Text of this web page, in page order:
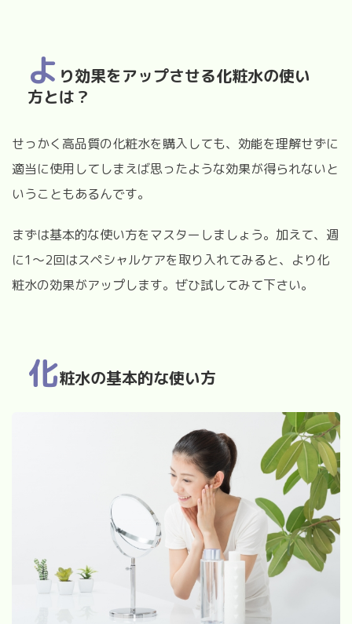
よ り効果をアップさせる化粧水の使い
方とは？
せっかく高品質の化粧水を購入しても、効能を理解せずに
適当に使用してしまえば思ったような効果が得られないと
いうこともあるんです。
まずは基本的な使い方をマスターしましょう。加えて、週
に1〜2回はスペシャルケアを取り入れてみると、より化
粧水の効果がアップします。ぜひ試してみて下さい。
化粧水の基本的な使い方